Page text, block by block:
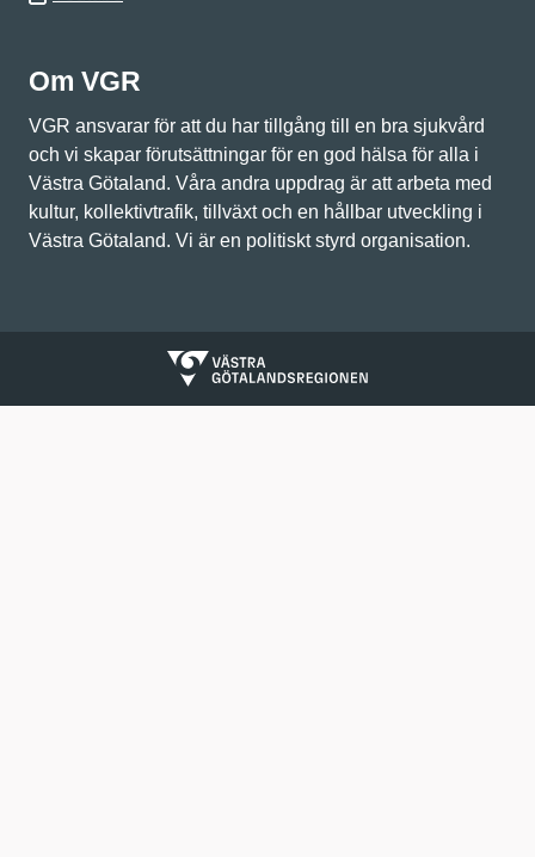
Om VGR
VGR ansvarar för att du har tillgång till en bra sjukvård
och vi skapar förutsättningar för en god hälsa för alla i
Västra Götaland. Våra andra uppdrag är att arbeta med
kultur, kollektivtrafik, tillväxt och en hållbar utveckling i
Västra Götaland. Vi är en politiskt styrd organisation.